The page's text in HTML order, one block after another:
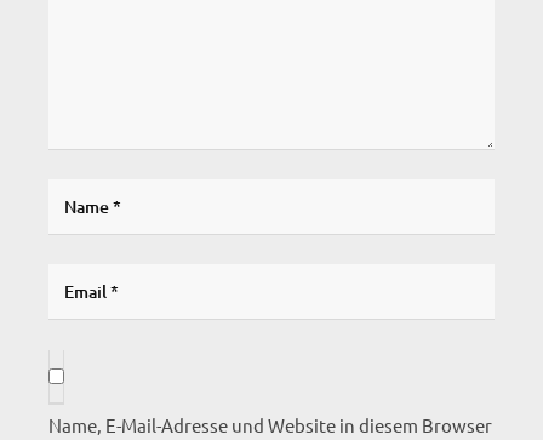
Name, E-Mail-Adresse und Website in diesem Browser